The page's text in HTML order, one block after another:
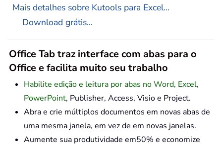
Mais detalhes sobre Kutools para Excel...
Download grátis...
Office Tab traz interface com abas para o
Office e facilita muito seu trabalho
Habilite edição e leitura por abas no Word, Excel,
PowerPoint, Publisher, Access, Visio e Project.
Abra e crie múltiplos documentos em novas abas de
uma mesma janela, em vez de em novas janelas.
Aumente sua produtividade em50% e economize